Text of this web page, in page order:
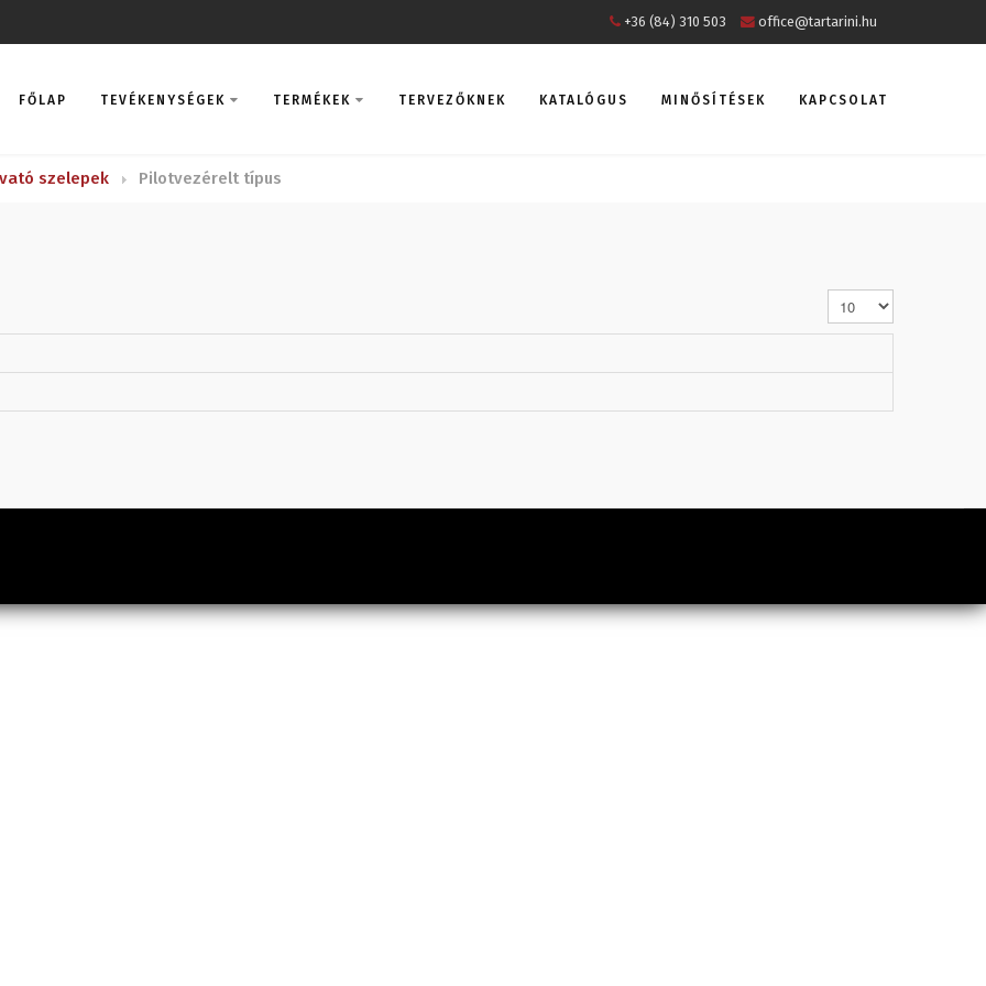
+36 (84) 310 503 office@tartarini.hu
FŐLAP TEVÉKENYSÉGEK TERMÉKEK TERVEZŐKNEK KATALÓGUS MINŐSÍTÉSEK KAPCSOLAT
szelepek Pilotvezérelt típus
Tételek #